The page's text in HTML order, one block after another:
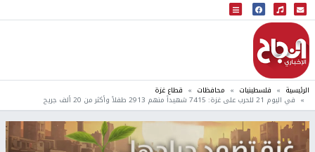
البث المباشر
إذاعة النجاح
الرئيسية فلسطينيات محافظات قطاع غزة
في اليوم 21 للحرب على غزة: 7415 شهيداً منهم 2913 طفلاً وأكثر من 20 ألف جريح